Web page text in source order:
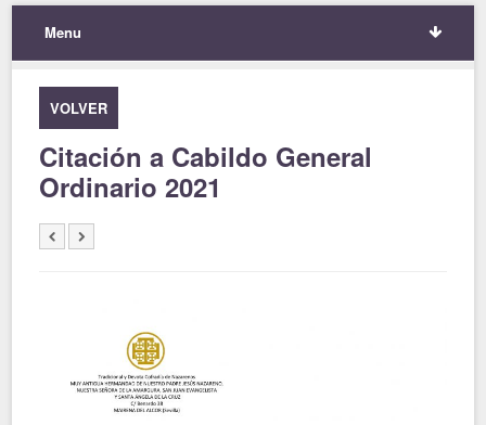
Menu
VOLVER
Citación a Cabildo General
Ordinario 2021